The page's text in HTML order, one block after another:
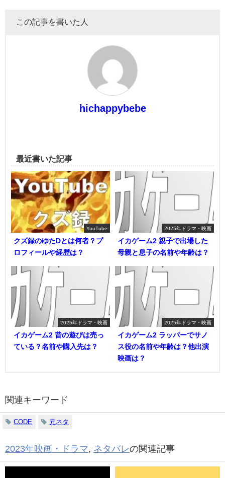
この記事を書いた人
hichappybebe
最近書いた記事
YouTube
クズ録のゆたDとは何者？プ
ロフィールや経歴は？
2025年ドラマ・映画
イカゲーム2 親子で出場した
母親と息子の名前や年齢は？
2025年ドラマ・映画
イカゲーム2 昔の遊びは売っ
ている？名前や購入先は？
2025年ドラマ・映画
イカゲーム2 ラッパーでサノ
ス役の名前や年齢は？他出演
映画は？
関連キーワード
CODE 元ネタ
2023年映画・ドラマ, ネタバレの関連記事